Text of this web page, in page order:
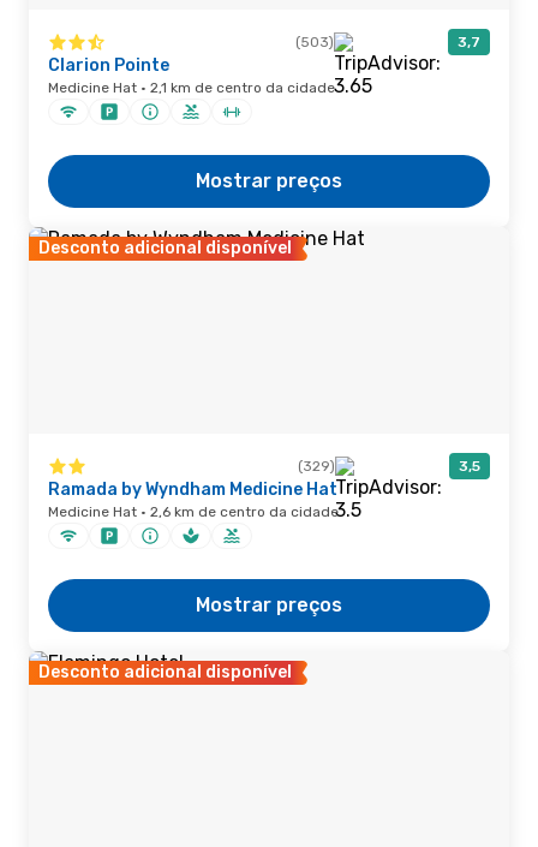
(503) 3,7
Clarion Pointe
Medicine Hat · 2,1 km de centro da cidade
Mostrar preços
Desconto adicional disponível
(329) 3,5
Ramada by Wyndham Medicine Hat
Medicine Hat · 2,6 km de centro da cidade
Mostrar preços
Desconto adicional disponível